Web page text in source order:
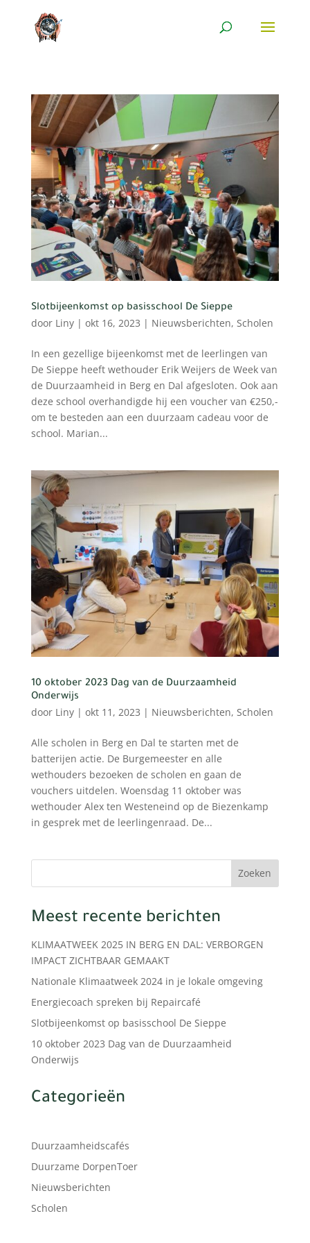
Slotbijeenkomst op basisschool De Sieppe
door Liny| okt 16, 2023 | Nieuwsberichten, Scholen
In een gezellige bijeenkomst met de leerlingen van
De Sieppe heeft wethouder Erik Weijers de Week van
de Duurzaamheid in Berg en Dal afgesloten. Ook aan
deze school overhandigde hij een voucher van €250,-
om te besteden aan een duurzaam cadeau voor de
school. Marian...
10 oktober 2023 Dag van de Duurzaamheid
Onderwijs
door Liny| okt 11, 2023 | Nieuwsberichten, Scholen
Alle scholen in Berg en Dal te starten met de
batterijen actie. De Burgemeester en alle
wethouders bezoeken de scholen en gaan de
vouchers uitdelen. Woensdag 11 oktober was
wethouder Alex ten Westeneind op de Biezenkamp
in gesprek met de leerlingenraad. De...
Zoeken
Meest recente berichten
KLIMAATWEEK 2025 IN BERG EN DAL: VERBORGEN
IMPACT ZICHTBAAR GEMAAKT
Nationale Klimaatweek 2024 in je lokale omgeving
Energiecoach spreken bij Repaircafé
Slotbijeenkomst op basisschool De Sieppe
10 oktober 2023 Dag van de Duurzaamheid
Onderwijs
Categorieën
Duurzaamheidscafés
Duurzame DorpenToer
Nieuwsberichten
Scholen